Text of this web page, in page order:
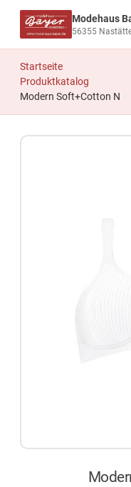
Modehaus
56355
Startseite
Produktkatalog
Modern Soft+Cotton N